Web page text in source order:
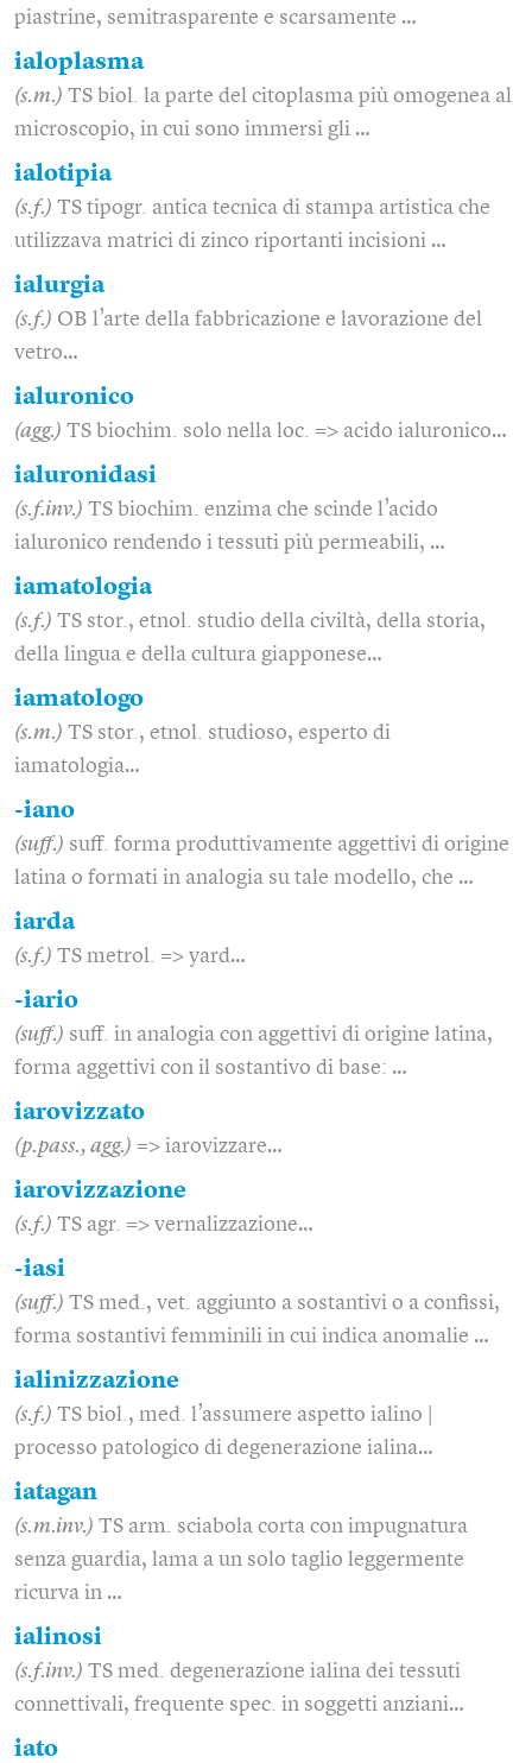
piastrine, semitrasparente e scarsamente …
ialoplasma
(s.m.) TS biol. la parte del citoplasma più omogenea al
microscopio, in cui sono immersi gli …
ialotipia
(s.f.) TS tipogr. antica tecnica di stampa artistica che
utilizzava matrici di zinco riportanti incisioni …
ialurgia
(s.f.) OB l’arte della fabbricazione e lavorazione del
vetro…
ialuronico
(agg.) TS biochim. solo nella loc. => acido ialuronico…
ialuronidasi
(s.f.inv.) TS biochim. enzima che scinde l’acido
ialuronico rendendo i tessuti più permeabili, …
iamatologia
(s.f.) TS stor., etnol. studio della civiltà, della storia,
della lingua e della cultura giapponese…
iamatologo
(s.m.) TS stor., etnol. studioso, esperto di
iamatologia…
-iano
(suff.) suff. forma produttivamente aggettivi di origine
latina o formati in analogia su tale modello, che …
iarda
(s.f.) TS metrol. => yard…
-iario
(suff.) suff. in analogia con aggettivi di origine latina,
forma aggettivi con il sostantivo di base: …
iarovizzato
(p.pass., agg.) => iarovizzare…
iarovizzazione
(s.f.) TS agr. => vernalizzazione…
-iasi
(suff.) TS med., vet. aggiunto a sostantivi o a confissi,
forma sostantivi femminili in cui indica anomalie …
ialinizzazione
(s.f.) TS biol., med. l’assumere aspetto ialino |
processo patologico di degenerazione ialina…
iatagan
(s.m.inv.) TS arm. sciabola corta con impugnatura
senza guardia, lama a un solo taglio leggermente
ricurva in …
ialinosi
(s.f.inv.) TS med. degenerazione ialina dei tessuti
connettivali, frequente spec. in soggetti anziani…
iato